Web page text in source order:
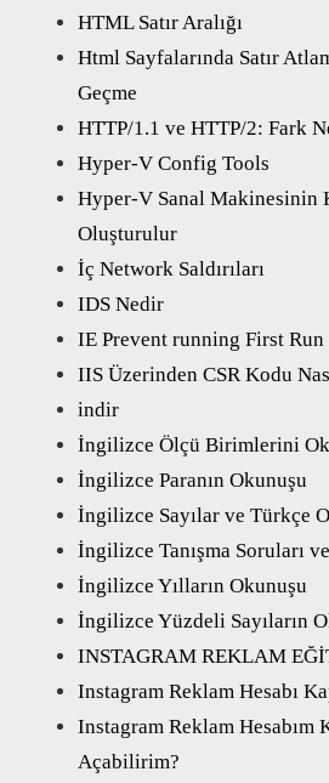
HTML Satır Aralığı
Html Sayfalarında Satır
Geçme
HTTP/1.1 ve HTTP/2: Fark
Hyper-V Config Tools
Hyper-V Sanal Makinesinin
Oluşturulur
İç Network Saldırıları
IDS Nedir
IE Prevent running First Run
IIS Üzerinden CSR Kodu
indir
İngilizce Ölçü Birimlerini
İngilizce Paranın Okunuşu
İngilizce Sayılar ve Türkçe
İngilizce Tanışma Soruları
İngilizce Yılların Okunuşu
İngilizce Yüzdeli Sayıların
INSTAGRAM REKLAM
Instagram Reklam Hesabı
Instagram Reklam Hesabım
Açabilirim?